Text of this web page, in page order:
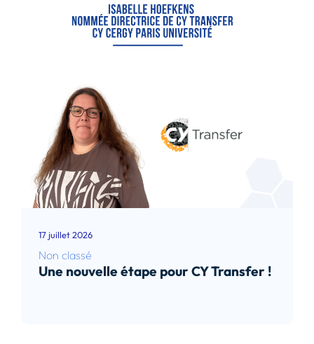
17 juillet 2026
Non classé
Une nouvelle étape pour CY Transfer !